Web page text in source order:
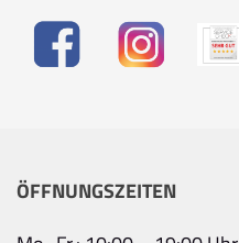
ÖFFNUNGSZEITEN